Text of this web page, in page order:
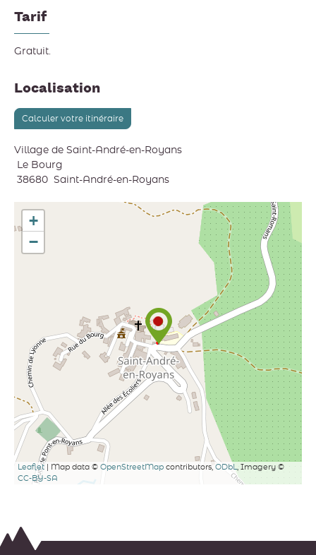
Tarif
Gratuit.
Localisation
Calculer votre itinéraire
Village de Saint-André-en-Royans
Le Bourg
38680 Saint-André-en-Royans
+
−
Leaflet | Map data © OpenStreetMap contributors, ODbL
, Imagery ©
CC-BY-SA